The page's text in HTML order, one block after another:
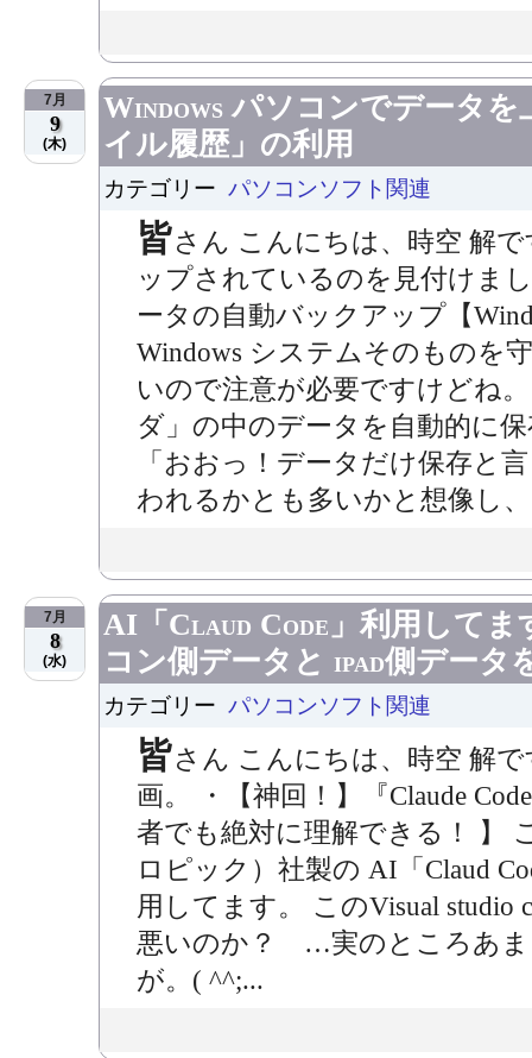
7月
9
(木)
Windows パソコンでデータ
イル履歴」の利用
カテゴリー パソコンソフト関連
皆さん こんにちは、時空 解
ップされているのを見付けま
ータの自動バックアップ【
Windows システムそのものを
いので注意が必要ですけどね
ダ」の中のデータを自動的に
「おおっ！データだけ保存と
われるかとも多いかと想像し
7月
8
(水)
AI「Claud Code」利用して
コン側データと ipad側データ
カテゴリー パソコンソフト関連
皆さん こんにちは、時空 解
画。 ・【神回！】『Claude
者でも絶対に理解できる！ 】
ロピック）社製の AI「Claud
用してます。 このVisual
悪いのか？ …実のところあま
が。( ^^;...